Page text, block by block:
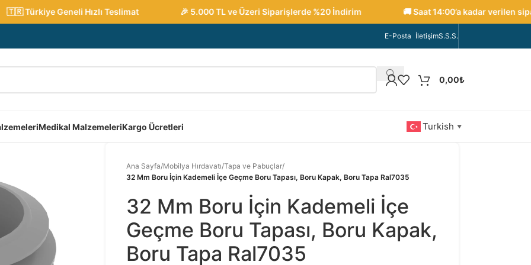
Türkiye Geneli Hızlı Teslimat 🎉 5.000 TL ve Üzeri Siparişlerde %20 İndirim 🚚 Saat 14:00’a kadar verilen
E-Posta İletişimS.S.S.
0,00₺
Medikal MalzemeleriKargo Ücretleri Turkish ▼
Ana Sayfa/Mobilya Hırdavatı/Tapa ve Pabuçlar/
32 Mm Boru İçin Kademeli İçe Geçme Boru Tapası, Boru Kapak, Boru Tapa Ral7035
32 Mm Boru İçin Kademeli İçe
Geçme Boru Tapası, Boru Kapak,
Boru Tapa Ral7035